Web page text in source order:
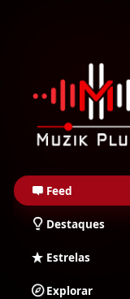
Muzik
Feed
Destaques
Estrelas
Explorar